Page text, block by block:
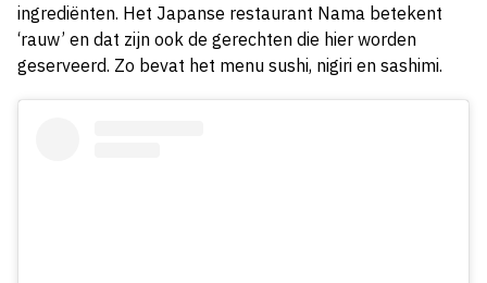
ingrediënten. Het Japanse restaurant Nama betekent
‘rauw’ en dat zijn ook de gerechten die hier worden
geserveerd. Zo bevat het menu sushi, nigiri en sashimi.